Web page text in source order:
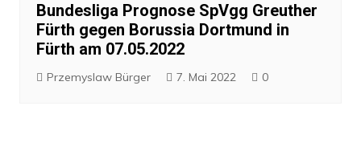
Bundesliga Prognose SpVgg Greuther
Fürth gegen Borussia Dortmund in
Fürth am 07.05.2022
Przemyslaw Bürger 7. Mai 2022 0